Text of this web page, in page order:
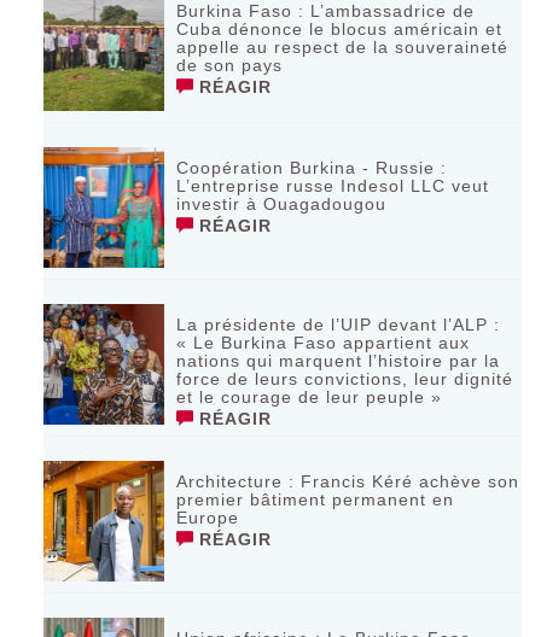
Burkina Faso : L’ambassadrice de
Cuba dénonce le blocus américain et
appelle au respect de la souveraineté
de son pays
RÉAGIR
Coopération Burkina - Russie :
L’entreprise russe Indesol LLC veut
investir à Ouagadougou
RÉAGIR
La présidente de l’UIP devant l’ALP :
« Le Burkina Faso appartient aux
nations qui marquent l’histoire par la
force de leurs convictions, leur dignité
et le courage de leur peuple »
RÉAGIR
‎Architecture : Francis Kéré achève son
premier bâtiment permanent en
Europe
RÉAGIR